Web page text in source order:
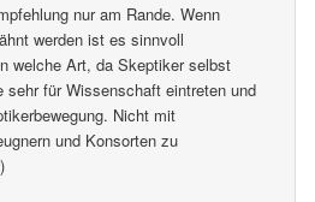
nur am Rande. Wenn
werden ist es sinnvoll
welche Art, da Skeptiker selbst
sehr für Wissenschaft eintreten und
Nicht mit
und Konsorten zu